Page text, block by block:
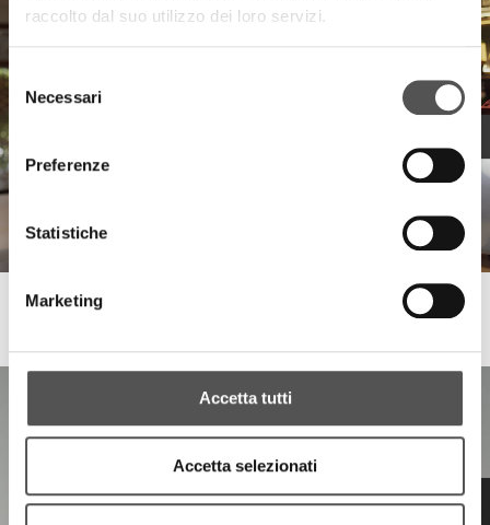
raccolto dal suo utilizzo dei loro servizi.
Selezione
del
consenso
Necessari
Preferenze
Statistiche
Marketing
Accetta tutti
Accetta selezionati